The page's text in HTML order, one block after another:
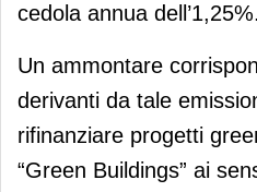
cedola annua dell’1,25%.
Un ammontare
derivanti da tale
rifinanziare progetti
“Green Buildings” ai